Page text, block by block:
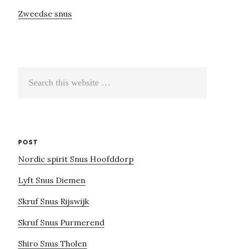
Zweedse snus
POST
Nordic spirit Snus Hoofddorp
Lyft Snus Diemen
Skruf Snus Rijswijk
Skruf Snus Purmerend
Shiro Snus Tholen